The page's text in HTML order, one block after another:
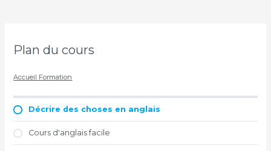
Plan du cours
Accueil Formation
Décrire des choses en anglais
Cours d'anglais facile